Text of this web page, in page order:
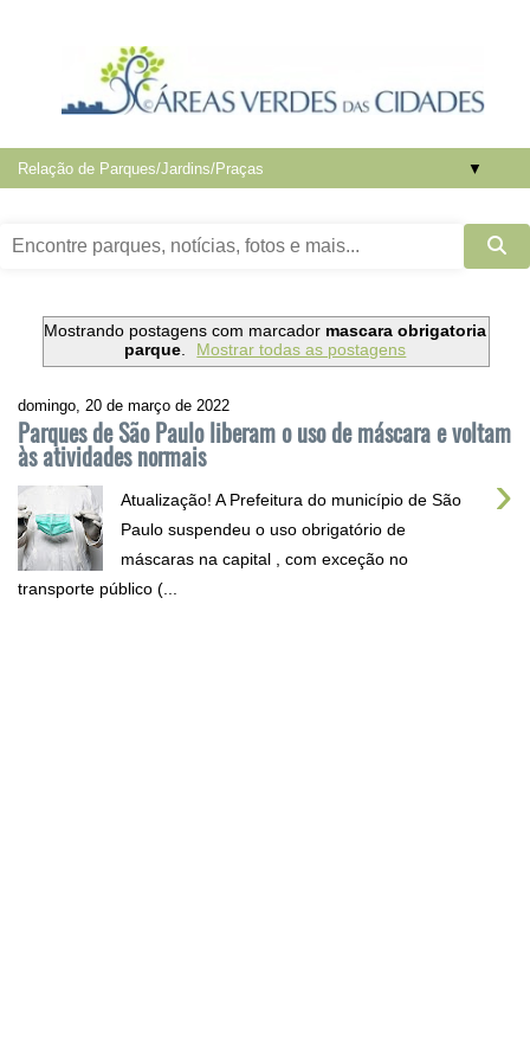
▼
Mostrando postagens com marcador mascara obrigatoria
parque. Mostrar todas as postagens
domingo, 20 de março de 2022
Parques de São Paulo liberam o uso de máscara e voltam
às atividades normais
›
Atualização! A Prefeitura do município de São
Paulo suspendeu o uso obrigatório de
máscaras na capital , com exceção no
transporte público (...